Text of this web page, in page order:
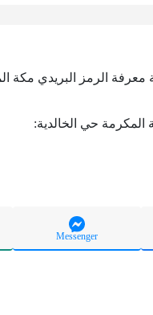
معرفة الرمز البريدي مكة
المكرمة حي الخالدية:
Messenger